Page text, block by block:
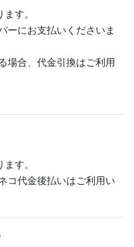
す。
ーにお支払いくださいま
場合、代金引換はご利用
す。
コ代金後払いはご利用い